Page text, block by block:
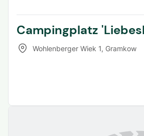
Campingplatz
Wohlenberger Wiek 1, Gramkow